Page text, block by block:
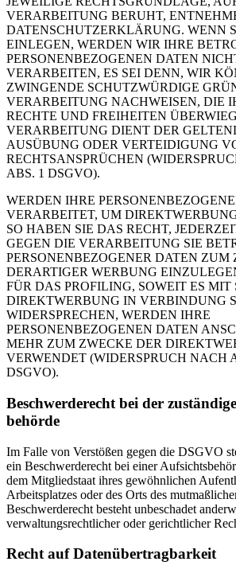
VERARBEITUNG BERUHT,
DATENSCHUTZERKLÄRUNG. WENN
EINLEGEN, WERDEN WIR IHRE
PERSONENBEZOGENEN DATEN
VERARBEITEN, ES SEI DENN, WIR
ZWINGENDE SCHUTZWÜRDIGE
VERARBEITUNG NACHWEISEN, DIE
RECHTE UND FREIHEITEN
VERARBEITUNG DIENT DER
AUSÜBUNG ODER VERTEIDIGUNG
RECHTSANSPRÜCHEN
ABS. 1 DSGVO).
WERDEN IHRE
VERARBEITET, UM
SO HABEN SIE DAS RECHT,
GEGEN DIE VERARBEITUNG SIE
PERSONENBEZOGENER DATEN ZUM
DERARTIGER WERBUNG
FÜR DAS PROFILING, SOWEIT ES MIT
DIREKTWERBUNG IN VERBINDUNG
WIDERSPRECHEN, WERDEN IHRE
PERSONENBEZOGENEN DATEN
MEHR ZUM ZWECKE DER
VERWENDET (WIDERSPRUCH NACH
DSGVO).
Beschwerde­recht bei der
behörde
Im Falle von Verstößen gegen die DSGVO
ein Beschwerderecht bei einer
dem Mitgliedstaat ihres gewöhnlichen
Arbeitsplatzes oder des Orts des
Beschwerderecht besteht unbeschadet
verwaltungsrechtlicher oder gerichtlicher
Recht auf Daten­übertrag­barkeit